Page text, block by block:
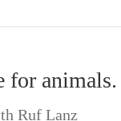
for animals.
Ruf Lanz